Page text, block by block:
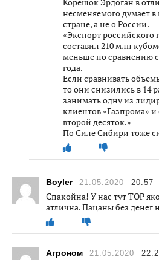
несменяемого думает
стране, а не о России.
«Экспорт российского
составил 210 млн
меньше по сравнению
года.
Если сравнивать
то они снизились в 14
занимать одну из
клиентов «Газпрома»
второй десяток.»
По Силе Сибири тоже
Boyler 21.05.2020 20:57
Спакойна! У нас тут ТОР
атлична. Пацаны без денег
Агроном 21.05.2020